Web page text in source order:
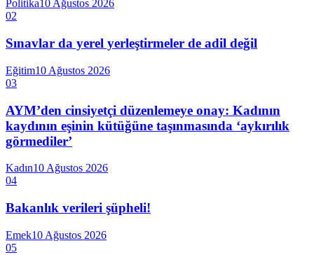
Politika10 Ağustos 2026
02
Sınavlar da yerel yerleştirmeler de adil değil
Eğitim10 Ağustos 2026
03
AYM’den cinsiyetçi düzenlemeye onay: Kadının
kaydının eşinin kütüğüne taşınmasında ‘aykırılık
görmediler’
Kadın10 Ağustos 2026
04
Bakanlık verileri şüpheli!
Emek10 Ağustos 2026
05